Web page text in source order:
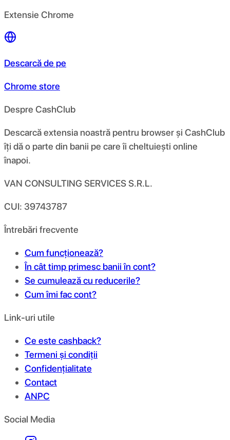
Extensie Chrome
Descarcă de pe
Chrome store
Despre CashClub
Descarcă extensia noastră pentru browser și CashClub
îți dă o parte din banii pe care îi cheltuiești online
înapoi.
VAN CONSULTING SERVICES S.R.L.
CUI: 39743787
Întrebări frecvente
Cum funcționează?
În cât timp primesc banii în cont?
Se cumulează cu reducerile?
Cum îmi fac cont?
Link-uri utile
Ce este cashback?
Termeni și condiții
Confidențialitate
Contact
ANPC
Social Media